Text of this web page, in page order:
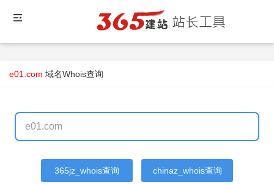
e01.com 域名Whois查询
365jz_whois查询 chinaz_whois查询